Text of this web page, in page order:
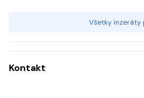
Všetky inzeráty
Kontakt